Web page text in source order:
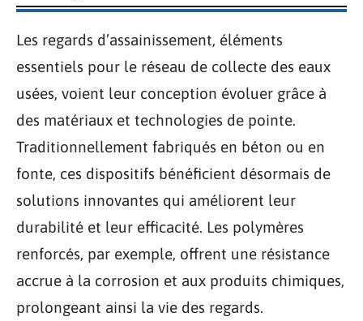
Les regards d’assainissement, éléments
essentiels pour le réseau de collecte des eaux
usées, voient leur conception évoluer grâce à
des matériaux et technologies de pointe.
Traditionnellement fabriqués en béton ou en
fonte, ces dispositifs bénéficient désormais de
solutions innovantes qui améliorent leur
durabilité et leur efficacité. Les polymères
renforcés, par exemple, offrent une résistance
accrue à la corrosion et aux produits chimiques,
prolongeant ainsi la vie des regards.